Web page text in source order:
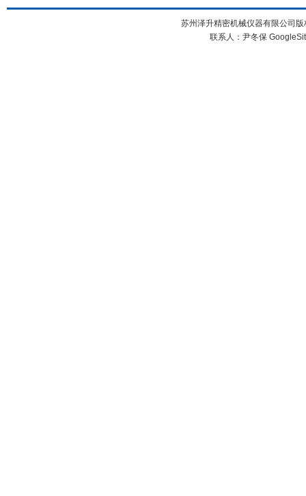
苏州泽升精密机械仪器有限公司
联系人：尹冬保